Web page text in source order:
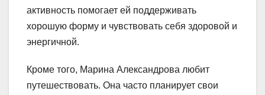
активность помогает ей поддерживать
хорошую форму и чувствовать себя здоровой и
энергичной.
Кроме того, Марина Александрова любит
путешествовать. Она часто планирует свои